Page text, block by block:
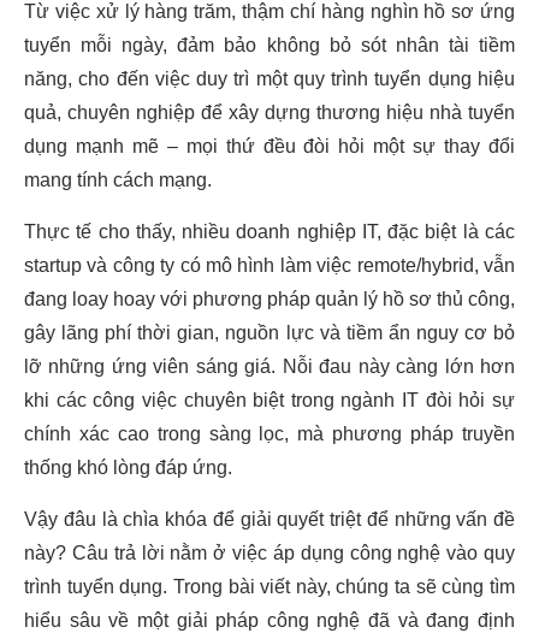
Từ việc xử lý hàng trăm, thậm chí hàng nghìn hồ sơ ứng
tuyển mỗi ngày, đảm bảo không bỏ sót nhân tài tiềm
năng, cho đến việc duy trì một quy trình tuyển dụng hiệu
quả, chuyên nghiệp để xây dựng thương hiệu nhà tuyển
dụng mạnh mẽ – mọi thứ đều đòi hỏi một sự thay đổi
mang tính cách mạng.
Thực tế cho thấy, nhiều doanh nghiệp IT, đặc biệt là các
startup và công ty có mô hình làm việc remote/hybrid, vẫn
đang loay hoay với phương pháp quản lý hồ sơ thủ công,
gây lãng phí thời gian, nguồn lực và tiềm ẩn nguy cơ bỏ
lỡ những ứng viên sáng giá. Nỗi đau này càng lớn hơn
khi các công việc chuyên biệt trong ngành IT đòi hỏi sự
chính xác cao trong sàng lọc, mà phương pháp truyền
thống khó lòng đáp ứng.
Vậy đâu là chìa khóa để giải quyết triệt để những vấn đề
này? Câu trả lời nằm ở việc áp dụng công nghệ vào quy
trình tuyển dụng. Trong bài viết này, chúng ta sẽ cùng tìm
hiểu sâu về một giải pháp công nghệ đã và đang định